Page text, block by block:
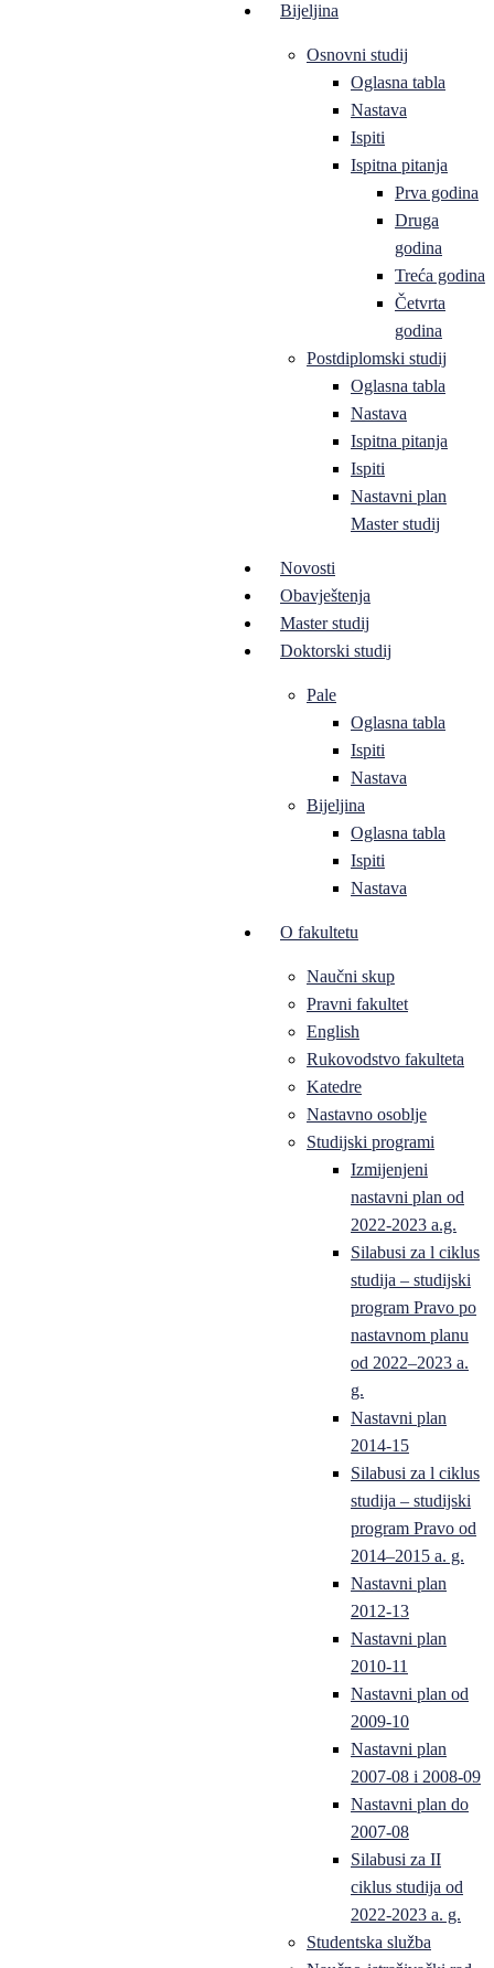
Bijeljina
Osnovni studij
Oglasna tabla
Nastava
Ispiti
Ispitna pitanja
Prva godina
Druga
godina
Treća godina
Četvrta
godina
Postdiplomski studij
Oglasna tabla
Nastava
Ispitna pitanja
Ispiti
Nastavni plan
Master studij
Novosti
Obavještenja
Master studij
Doktorski studij
Pale
Oglasna tabla
Ispiti
Nastava
Bijeljina
Oglasna tabla
Ispiti
Nastava
O fakultetu
Naučni skup
Pravni fakultet
English
Rukovodstvo fakulteta
Katedre
Nastavno osoblje
Studijski programi
Izmijenjeni
nastavni plan od
2022-2023 a.g.
Silabusi za l ciklus
studija – studijski
program Pravo po
nastavnom planu
od 2022–2023 a.
g.
Nastavni plan
2014-15
Silabusi za l ciklus
studija – studijski
program Pravo od
2014–2015 a. g.
Nastavni plan
2012-13
Nastavni plan
2010-11
Nastavni plan od
2009-10
Nastavni plan
2007-08 i 2008-09
Nastavni plan do
2007-08
Silabusi za II
ciklus studija od
2022-2023 a. g.
Studentska služba